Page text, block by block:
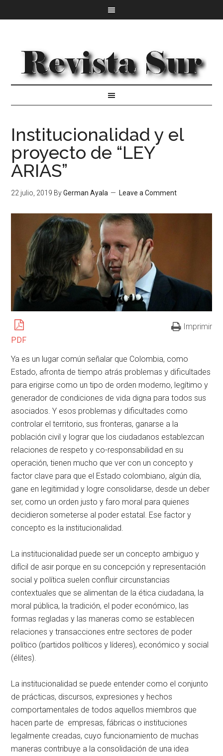
Institucionalidad y el
proyecto de “LEY
ARIAS”
22 julio, 2019 ByGerman Ayala Leave a Comment
PDF
Imprimir
Ya es un lugar común señalar que Colombia, como
Estado, afronta de tiempo atrás problemas y dificultades
para erigirse como un tipo de orden moderno, legítimo y
generador de condiciones de vida digna para todos sus
asociados. Y esos problemas y dificultades como
controlar el territorio, sus fronteras, ganarse a la
población civil y lograr que los ciudadanos establezcan
relaciones de respeto y co-responsabilidad en su
operación, tienen mucho que ver con un concepto y
factor clave para que el Estado colombiano, algún día,
gane en legitimidad y logre consolidarse, desde un deber
ser, como un orden justo y faro moral para quienes
decidieron someterse al poder estatal. Ese factor y
concepto es la institucionalidad.
La institucionalidad puede ser un concepto ambiguo y
difícil de asir porque en su concepción y representación
social y política suelen confluir circunstancias
contextuales que se alimentan de la ética ciudadana, la
moral pública, la tradición, el poder económico, las
formas regladas y las maneras como se establecen
relaciones y transacciones entre sectores de poder
político (partidos políticos y líderes), económico y social
(élites).
La institucionalidad se puede entender como el conjunto
de prácticas, discursos, expresiones y hechos
comportamentales de todos aquellos miembros que
hacen parte de empresas, fábricas o instituciones
legalmente creadas, cuyo funcionamiento de muchas
maneras contribuye a la consolidación de una idea